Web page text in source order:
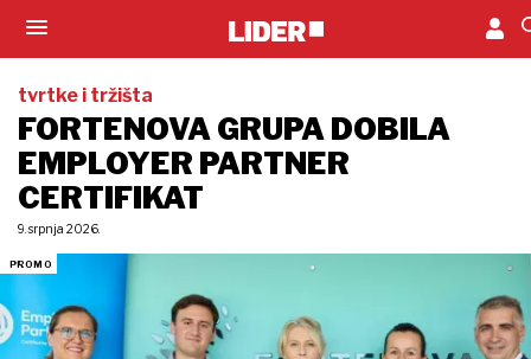
tvrtke i tržišta
FORTENOVA GRUPA DOBILA
EMPLOYER PARTNER
CERTIFIKAT
9. srpnja 2026.